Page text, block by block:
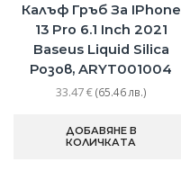
Калъф Гръб За IPhone
13 Pro 6.1 Inch 2021
Baseus Liquid Silica
Розов, ARYT001004
33.47€(65.46 лв.)
ДОБАВЯНЕ В
КОЛИЧКАТА